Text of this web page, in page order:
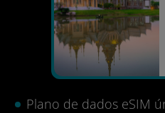
Plano de dados eSIM